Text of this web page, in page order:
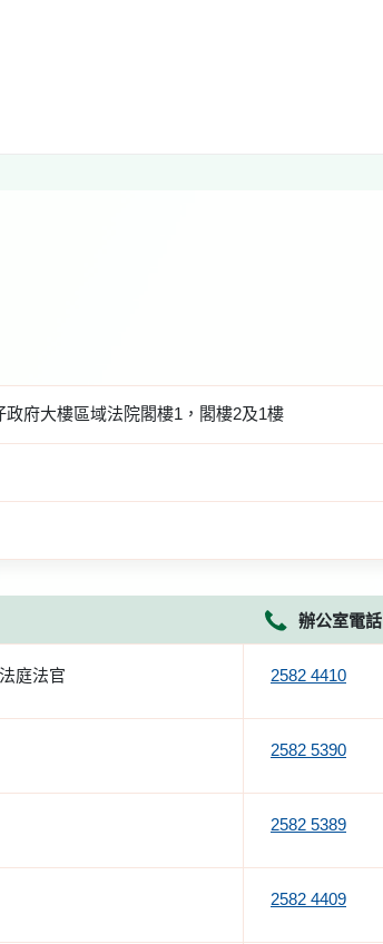
政府大樓區域法院閣樓1，閣樓2及1樓
辦公室電話
庭法官 2582 4410
2582 5390
2582 5389
2582 4409